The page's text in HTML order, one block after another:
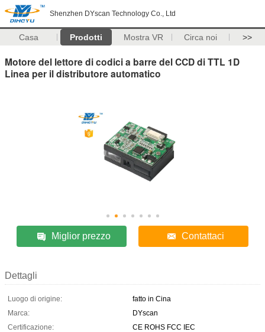
Shenzhen DYscan Technology Co., Ltd
Casa Prodotti Mostra VR Circa noi >>
Motore del lettore di codici a barre del CCD di TTL 1D
Linea per il distributore automatico
Miglior prezzo Contattaci
Dettagli
Luogo di origine:
fatto in Cina
Marca:
DYscan
Certificazione:
CE ROHS FCC IEC